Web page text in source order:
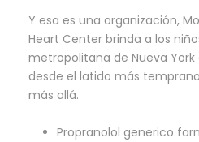
Y esa es una organización,
Heart Center brinda a los
metropolitana de Nueva
desde el latido más
más allá.
Propranolol generico